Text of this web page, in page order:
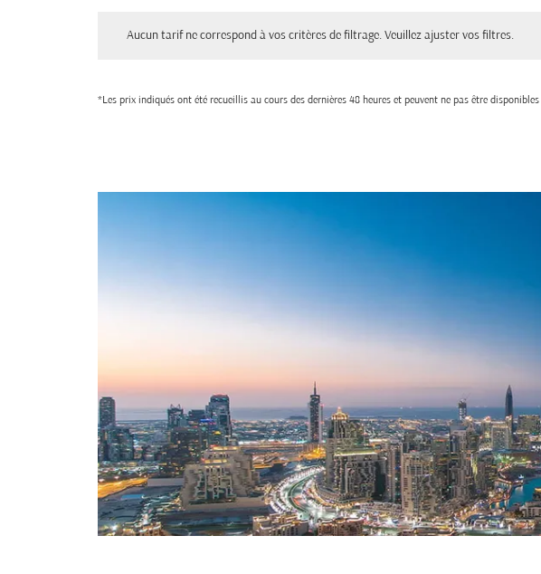
Aucun tarif ne correspond à vos critères de filtrage. Veuillez ajuster vos filtres.
*Les prix indiqués ont été recueillis au cours des dernières 48 heures et peuvent ne pas être